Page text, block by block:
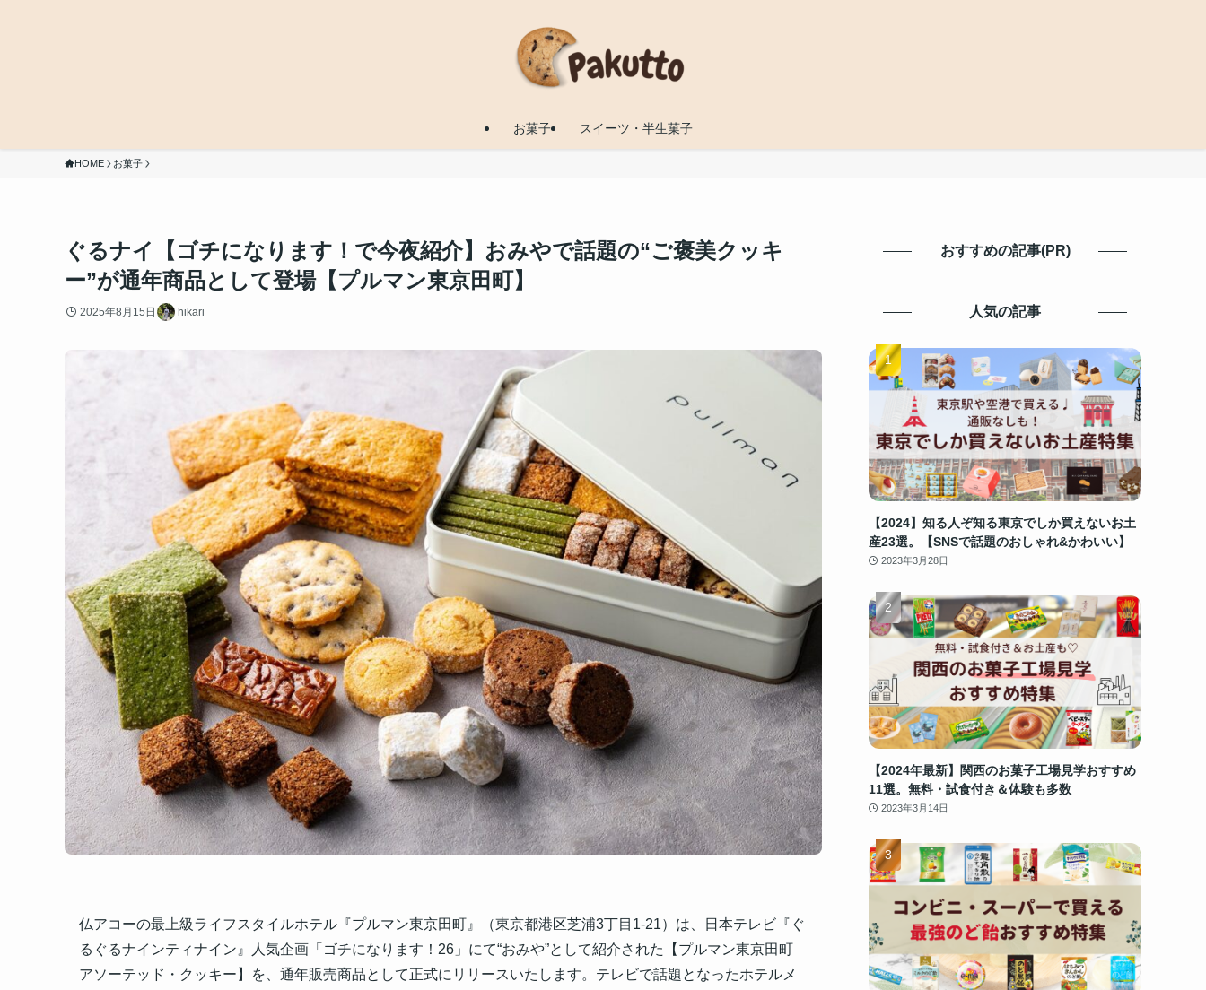
お菓子 スイーツ・半生菓子
HOME お菓子
ぐるナイ【ゴチになります！で今夜紹介】おみやで話題の“ご褒美クッキ
ー”が通年商品として登場【プルマン東京田町】
2025年8月15日 hikari
仏アコーの最上級ライフスタイルホテル『プルマン東京田町』（東京都港区芝浦3丁目1-21）は、日本テレビ『ぐ
るぐるナインティナイン』人気企画「ゴチになります！26」にて“おみや”として紹介された【プルマン東京田町
アソーテッド・クッキー】を、通年販売商品として正式にリリースいたします。テレビで話題となったホテルメ
おすすめの記事(PR)
人気の記事
【2024】知る人ぞ知る東京でしか買えないお土
産23選。【SNSで話題のおしゃれ&かわいい】
2023年3月28日
【2024年最新】関西のお菓子工場見学おすすめ
11選。無料・試食付き＆体験も多数
2023年3月14日